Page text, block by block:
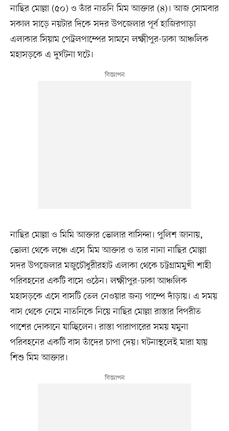
নাছির মোল্লা (৫০) ও তাঁর নাতনি মিম আক্তার (৪)। আজ সোমবার
সকাল সাড়ে নয়টার দিকে সদর উপজেলার পূর্ব হাজিরপাড়া
এলাকার সিয়াম পেট্রলপাম্পের সামনে লক্ষ্মীপুর-ঢাকা আঞ্চলিক
মহাসড়কে এ দুর্ঘটনা ঘটে।
নাছির মোল্লা ও মিমি আক্তার ভোলার বাসিন্দা। পুলিশ জানায়,
ভোলা থেকে লঞ্চে এসে মিম আক্তার ও তার নানা নাছির মোল্লা
সদর উপজেলার মজুচৌধুরীরহাট এলাকা থেকে চট্টগ্রামমুখী শাহী
পরিবহনের একটি বাসে ওঠেন। লক্ষ্মীপুর-ঢাকা আঞ্চলিক
মহাসড়কে এসে বাসটি তেল নেওয়ার জন্য পাম্পে দাঁড়ায়। এ সময়
বাস থেকে নেমে নাতনিকে নিয়ে নাছির মোল্লা রাস্তার বিপরীত
পাশের দোকানে যাচ্ছিলেন। রাস্তা পারাপারের সময় যমুনা
পরিবহনের একটি বাস তাঁদের চাপা দেয়। ঘটনাস্থলেই মারা যায়
শিশু মিম আক্তার।